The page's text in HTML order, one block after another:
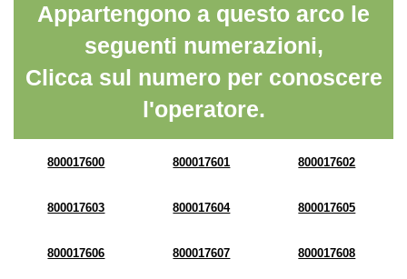
Appartengono a questo arco le
seguenti numerazioni,
Clicca sul numero per conoscere
l'operatore.
800017600 800017601 800017602
800017603 800017604 800017605
800017606 800017607 800017608